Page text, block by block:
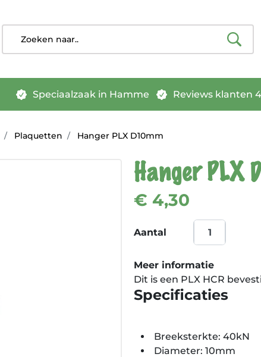
Speciaalzaak in Hamme Reviews klanten
Plaquetten Hanger PLX D10mm
Hanger PLX
€ 4,30
Aantal
Meer informatie
Dit is een PLX HCR
Specificaties
Breeksterkte: 40kN
Diameter: 10mm